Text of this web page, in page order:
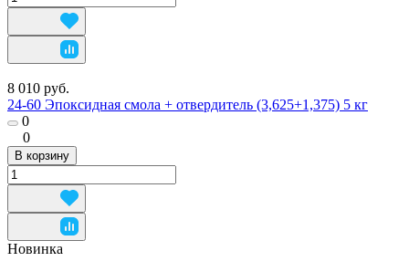
8 010 руб.
24-60 Эпоксидная смола + отвердитель (3,625+1,375) 5 кг
0
0
В корзину
Новинка